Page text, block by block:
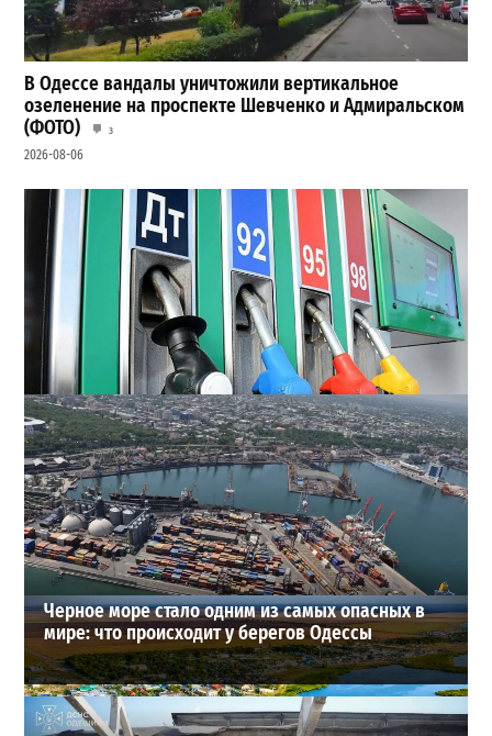
В Одессе вандалы уничтожили вертикальное
озеленение на проспекте Шевченко и Адмиральском
(ФОТО)
3
2026-08-06
Неприятный сюрприз для водителей Одессы: на АЗС
снова взлетели цены
2
2026-07-28
ВИБОР РЕДАКЦИИ
Черное море стало одним из самых опасных в
мире: что происходит у берегов Одессы